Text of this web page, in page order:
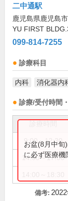
二中通駅
鹿児島県鹿児島
YU FIRST
099-814-7255
診療科目
内科 消化器内
診療/受付時間
9:00～12:30
14:00～17:00
お盆(8月中旬
に必ず医療機
備考: